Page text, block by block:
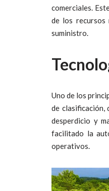
comerciales.
de los recursos
suministro.
Uno de los
de clasificación,
desperdicio y
facilitado la
operativos.